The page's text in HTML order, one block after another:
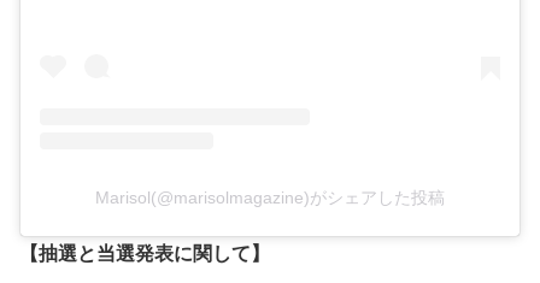
Marisol(@marisolmagazine)がシェアした投稿
【抽選と当選発表に関して】